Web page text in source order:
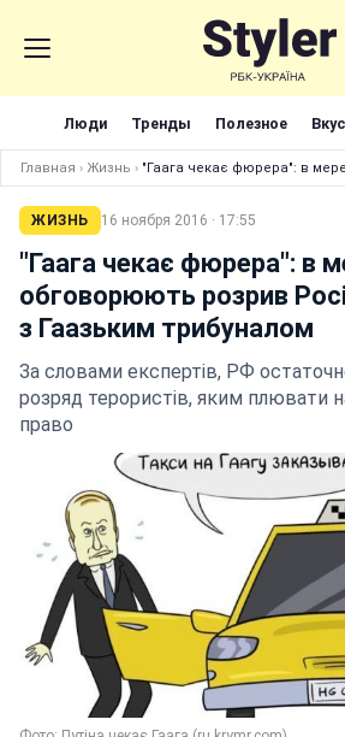
Люди Тренды Полезное
Главная › Жизнь › "Гаага чекає фюрера": в
ЖИЗНЬ 16 ноября 2016 · 17:55
"Гаага чекає фюрера": в
обговорюють розрив
з Гаазьким трибуналом
За словами експертів, РФ
розряд терористів, яким плювати
право